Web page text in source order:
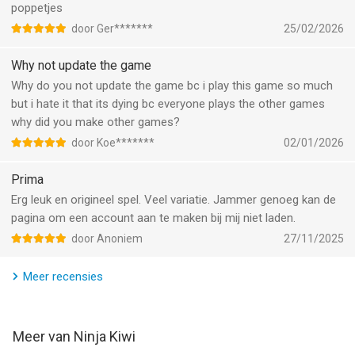
REQUIRES INTERNET CONNECTION
Ninja Kiwi Notes:
Please review our Terms of Service and Privacy Policy. You will
be prompted in-game to accept these terms in order to cloud
save and protect your game progress:
https://ninjakiwi.com/privacy_policy
Bloons TD Battles contains in-game items that can be
purchased with real money. You can disable in-app purchases
https://support.ninjakiwi.com for help. Your purchases fund our
purchases.
poppetjes
door Ger******* 25/02/2026
Why not update the game
Why do you not update the game bc i play this game so much
but i hate it that its dying bc everyone plays the other games
why did you make other games?
door Koe******* 02/01/2026
Prima
Erg leuk en origineel spel. Veel variatie. Jammer genoeg kan de
pagina om een account aan te maken bij mij niet laden.
door Anoniem 27/11/2025
Meer recensies
Meer van Ninja Kiwi